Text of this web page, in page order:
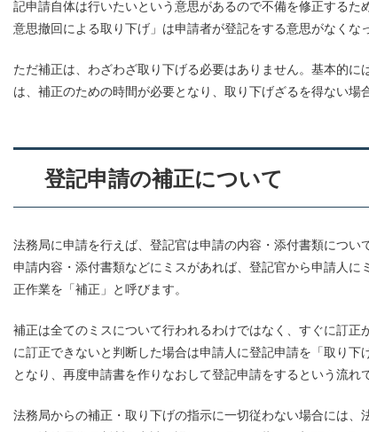
記申請自体は行いたいという意思があるので不備を修正する
意思撤回による取り下げ」は申請者が登記をする意思がなくな
ただ補正は、わざわざ取り下げる必要はありません。基本的
は、補正のための時間が必要となり、取り下げざるを得ない場
登記申請の補正について
法務局に申請を行えば、登記官は申請の内容・添付書類につ
申請内容・添付書類などにミスがあれば、登記官から申請人
正作業を「補正」と呼びます。
補正は全てのミスについて行われるわけではなく、すぐに訂
に訂正できないと判断した場合は申請人に登記申請を「取り
となり、再度申請書を作りなおして登記申請をするという流れ
法務局からの補正・取り下げの指示に一切従わない場合には、